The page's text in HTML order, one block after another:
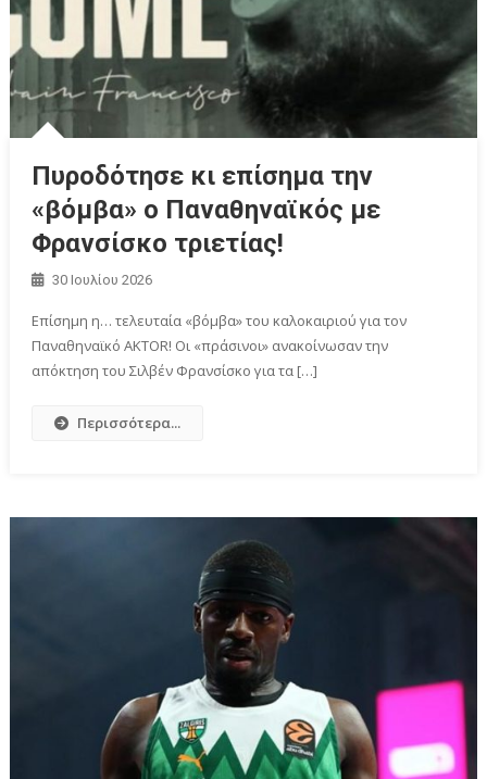
Πυροδότησε κι επίσημα την
«βόμβα» ο Παναθηναϊκός με
Φρανσίσκο τριετίας!
30 Ιουλίου 2026
Επίσημη η… τελευταία «βόμβα» του καλοκαιριού για τον
Παναθηναϊκό ΑΚΤOR! Οι «πράσινοι» ανακοίνωσαν την
απόκτηση του Σιλβέν Φρανσίσκο για τα […]
Περισσότερα...